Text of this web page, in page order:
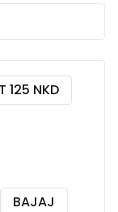
125 NKD
BAJAJ